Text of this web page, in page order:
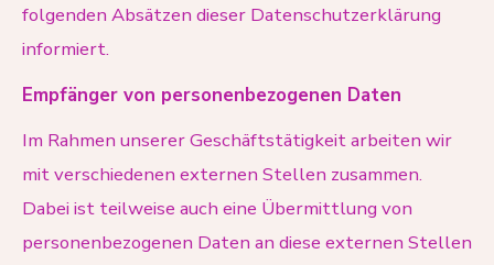
folgenden Absätzen dieser Datenschutzerklärung
informiert.
Empfänger von personenbezogenen Daten
Im Rahmen unserer Geschäftstätigkeit arbeiten wir
mit verschiedenen externen Stellen zusammen.
Dabei ist teilweise auch eine Übermittlung von
personenbezogenen Daten an diese externen Stellen